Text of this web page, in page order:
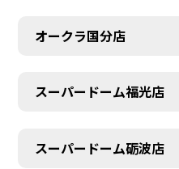
オークラ国分店
スーパードーム福光店
スーパードーム砺波店